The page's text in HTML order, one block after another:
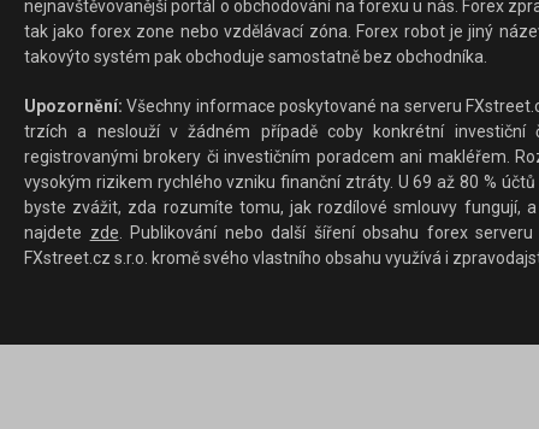
nejnavštěvovanější portál o obchodování na forexu u nás. Forex
tak jako forex zone nebo vzdělávací zóna. Forex robot je jiný
takovýto systém pak obchoduje samostatně bez obchodníka.
Upozornění: Všechny informace poskytované na serveru
trzích a neslouží v žádném případě coby konkrétní investiční
registrovanými brokery či investičním poradcem ani makléřem.
vysokým rizikem rychlého vzniku finanční ztráty. U 69 až 80 %
byste zvážit, zda rozumíte tomu, jak rozdílové smlouvy fungují,
najdete zde. Publikování nebo další šíření obsahu forex
FXstreet.cz s.r.o. kromě svého vlastního obsahu využívá i